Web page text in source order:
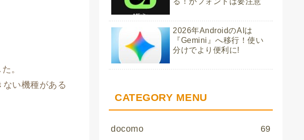
。
い機種がある
2026年AndroidのAIは
『Gemini』へ移行！使い
分けでより便利に!
CATEGORY MENU
docomo 69